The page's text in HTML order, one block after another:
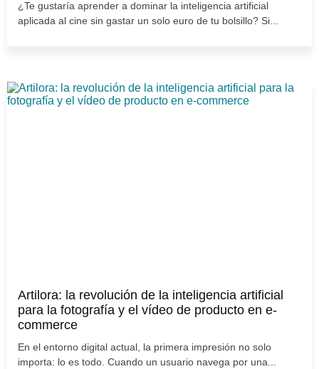
¿Te gustaría aprender a dominar la inteligencia artificial
aplicada al cine sin gastar un solo euro de tu bolsillo? Si...
Artilora: la revolución de la inteligencia artificial
para la fotografía y el vídeo de producto en e-
commerce
En el entorno digital actual, la primera impresión no solo
importa: lo es todo. Cuando un usuario navega por una...